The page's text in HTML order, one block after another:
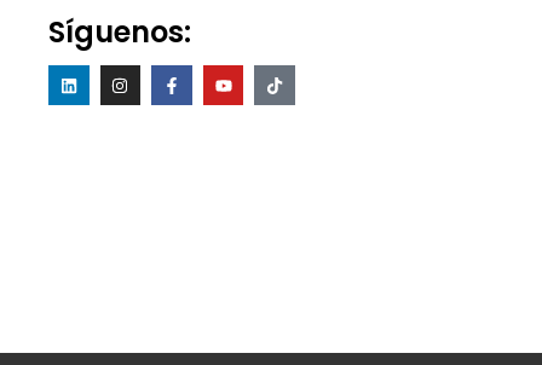
Síguenos: